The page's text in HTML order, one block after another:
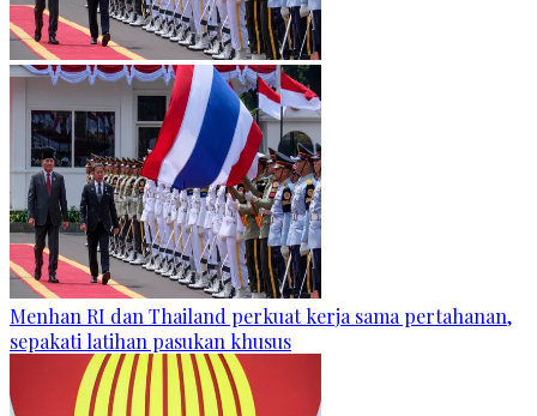
Menhan RI dan Thailand perkuat kerja sama pertahanan,
sepakati latihan pasukan khusus